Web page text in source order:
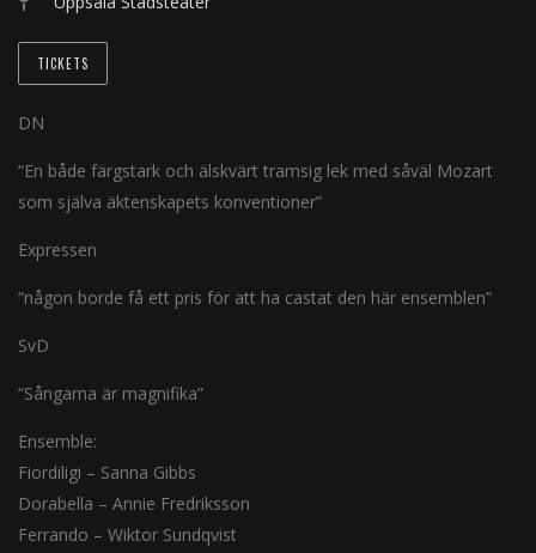
TICKETS
DN
“En både färgstark och älskvärt tramsig lek med såväl Mozart
som själva äktenskapets konventioner”
Expressen
“någon borde få ett pris för att ha castat den här ensemblen”
SvD
“Sångarna är magnifika”
Ensemble:
Fiordiligi – Sanna Gibbs
Dorabella – Annie Fredriksson
Ferrando – Wiktor Sundqvist